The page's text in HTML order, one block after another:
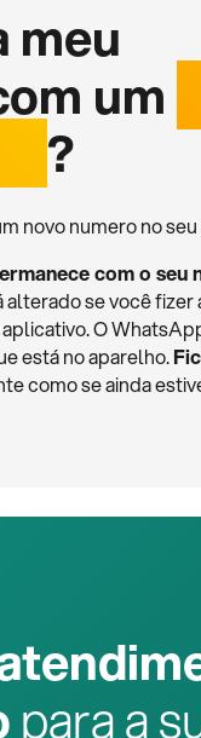
meu
um
?
novo numero no
com o seu
alterado se você fizer
O
está no aparelho.
como se ainda
para a